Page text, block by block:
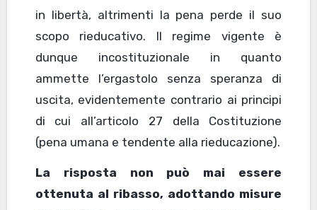
in libertà, altrimenti la pena perde il suo
scopo rieducativo. Il regime vigente è
dunque incostituzionale in quanto
ammette l’ergastolo senza speranza di
uscita, evidentemente contrario ai principi
di cui all’articolo 27 della Costituzione
(pena umana e tendente alla rieducazione).
La risposta non può mai essere
ottenuta al ribasso, adottando misure